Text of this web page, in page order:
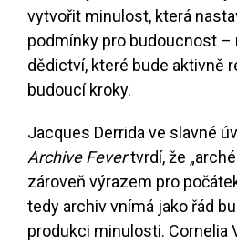
vytvořit minulost, která
podmínky pro budoucnost
dědictví, které bude aktivně
budoucí kroky.
Jacques Derrida ve slavné
Archive Fevertvrdí, že
zároveň výrazem pro
tedy archiv vnímá jako řád
produkci minulosti. Cornelia